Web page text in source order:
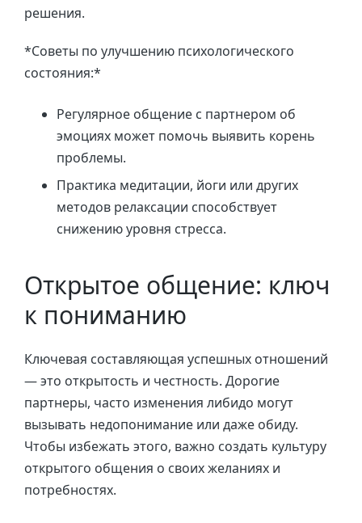
решения.
*Советы по улучшению психологического
состояния:*
Регулярное общение с партнером об
эмоциях может помочь выявить корень
проблемы.
Практика медитации, йоги или других
методов релаксации способствует
снижению уровня стресса.
Открытое общение: ключ
к пониманию
Ключевая составляющая успешных отношений
— это открытость и честность. Дорогие
партнеры, часто изменения либидо могут
вызывать недопонимание или даже обиду.
Чтобы избежать этого, важно создать культуру
открытого общения о своих желаниях и
потребностях.